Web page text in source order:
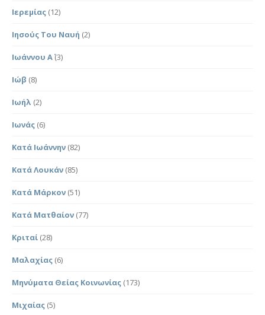
Ιερεμίας (12)
Ιησούς Του Ναυή (2)
Ιωάννου Α΄(3)
Ιώβ (8)
Ιωήλ (2)
Ιωνάς (6)
Κατά Ιωάννην (82)
Κατά Λουκάν (85)
Κατά Μάρκον (51)
Κατά Ματθαίον (77)
Κριταί (28)
Μαλαχίας (6)
Μηνύματα Θείας Κοινωνίας (173)
Μιχαίας (5)